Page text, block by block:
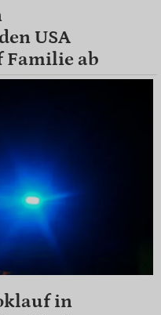
USA
Familie ab
in